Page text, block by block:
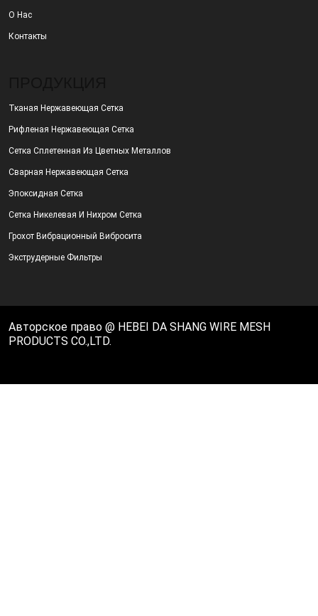
О Нас
Контакты
Тканая Нержавеющая Сетка
Рифленая Нержавеющая Сетка
Сетка Сплетенная Из Цветных Металлов
Сварная Нержавеющая Сетка
Эпоксидная Сетка
Сетка Никелевая И Нихром Сетка
Грохот Вибрационный Вибросита
Экструдерные Фильтры
Авторское право @ HEBEI DA SHANG WIRE MESH
PRODUCTS CO.,LTD.